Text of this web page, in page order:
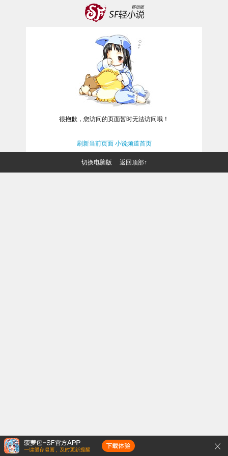
很抱歉，您访问的页面暂时无法访问哦！
刷新当前页面 小说频道首页
切换电脑版 返回顶部↑